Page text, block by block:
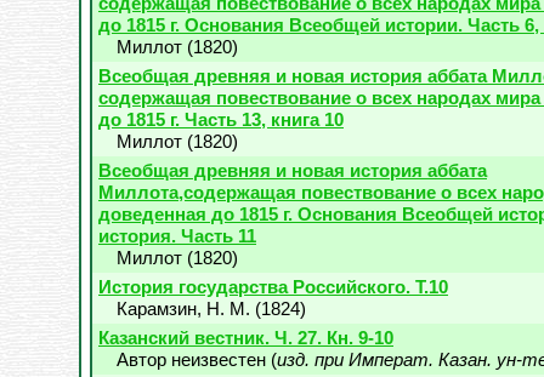
до 1815 г. Основания Всеобщей истории. Часть 6,
Миллот (1820)
Всеобщая древняя и новая история аббата
содержащая повествование о всех народах
до 1815 г. Часть 13, книга 10
Миллот (1820)
Всеобщая древняя и новая история аббата
Миллота,содержащая повествование о всех
доведенная до 1815 г. Основания Всеобщей
история. Часть 11
Миллот (1820)
История государства Российского. Т.10
Карамзин, Н. М. (1824)
Казанский вестник. Ч. 27. Кн. 9-10
Автор неизвестен (изд. при Императ. Казан. ун-